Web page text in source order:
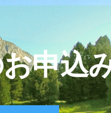
申込